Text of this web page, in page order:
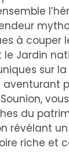
à couper
Jardin
sur
aventurant
du
révélant
riche et